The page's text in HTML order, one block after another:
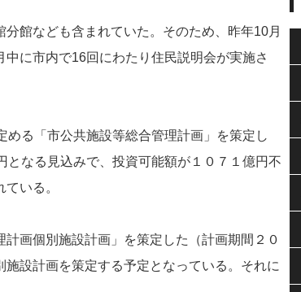
館なども含まれていた。そのため、昨年10月
に市内で16回にわたり住民説明会が実施さ
る「市公共施設等総合管理計画」を策定し
なる見込みで、投資可能額が１０７１億円不
いる。
画個別施設計画」を策定した（計画期間２０
設計画を策定する予定となっている。それに